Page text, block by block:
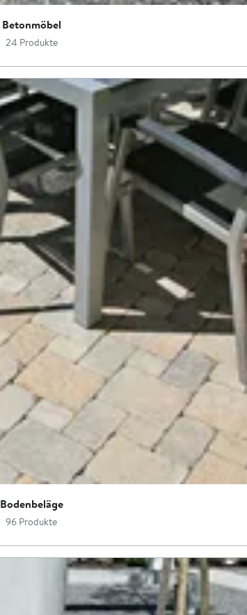
Betonmöbel
24 Produkte
Bodenbeläge
96 Produkte